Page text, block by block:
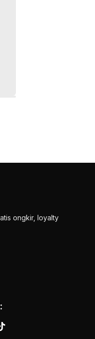
ongkir, loyalty